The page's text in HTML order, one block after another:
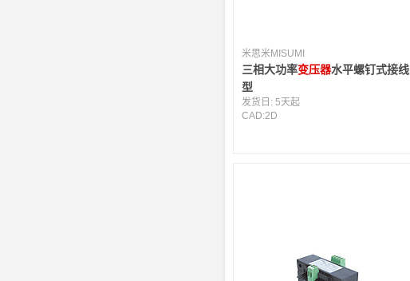
米思米MISUMI
三相大功率变压器水平螺钉式接线
型
发货日:5天起
CAD:2D